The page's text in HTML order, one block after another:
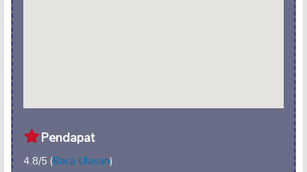
Pendapat
4.8/5 (Baca Ulasan)